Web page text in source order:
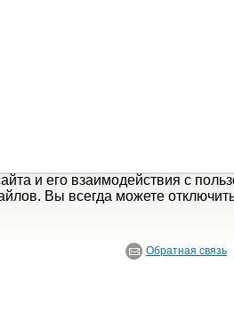
и его взаимодействия с
Вы всегда можете
Обратная связь